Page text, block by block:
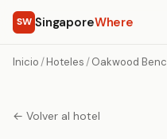
SW SingaporeWhere
Inicio /Hoteles /Oakwood
← Volver al hotel